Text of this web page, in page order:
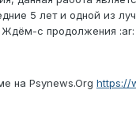
5 лет и одной из
Ждём-с продолжения :ar:
на Psynews.Org https://